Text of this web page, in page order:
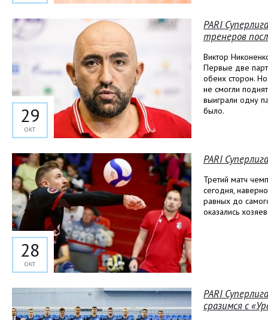
29
окт
PARI
тренеров
Виктор
Первые две
обеих сторон. Но
не смогли
выиграли одну
было.
28
окт
PARI
Третий матч
сегодня,
равных до
оказались
PARI
сразимся с